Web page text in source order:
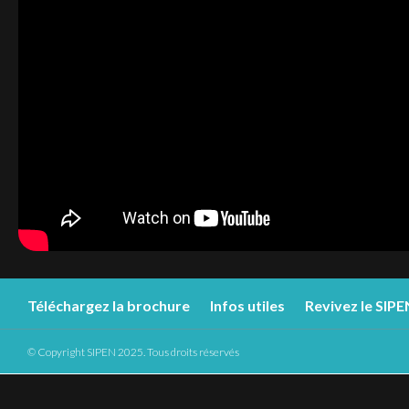
Téléchargez la brochure Infos utiles Revivez le
© Copyright SIPEN 2025. Tous droits réservés